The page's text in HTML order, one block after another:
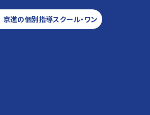
京進の個別指導スクール・ワン